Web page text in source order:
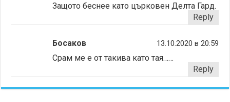
Защото беснее като църковен Делта Гард.
Reply
Босаков 13.10.2020 в 20:59
Срам ме е от такива като тая……
Reply